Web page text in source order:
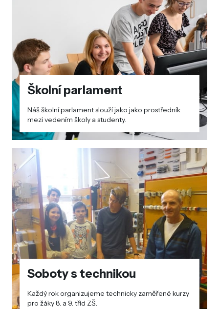
Školní parlament
Náš školní parlament slouží jako jako prostředník
mezi vedením školy a studenty.
Soboty s technikou
Každý rok organizujeme technicky zaměřené kurzy
pro žáky 8. a 9. tříd ZŠ.